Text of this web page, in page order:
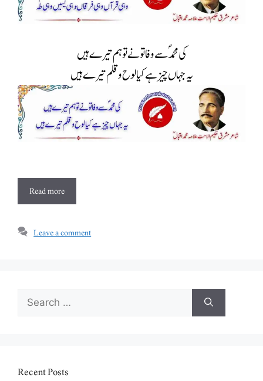
کی محمد ؐ سے وفا تونے تو ہم تیرے ہیں
یہ جہاں چیز ہے کیا لوح و قلم تیرے ہیں
Read more
Leave a comment
Search
for:
Recent Posts